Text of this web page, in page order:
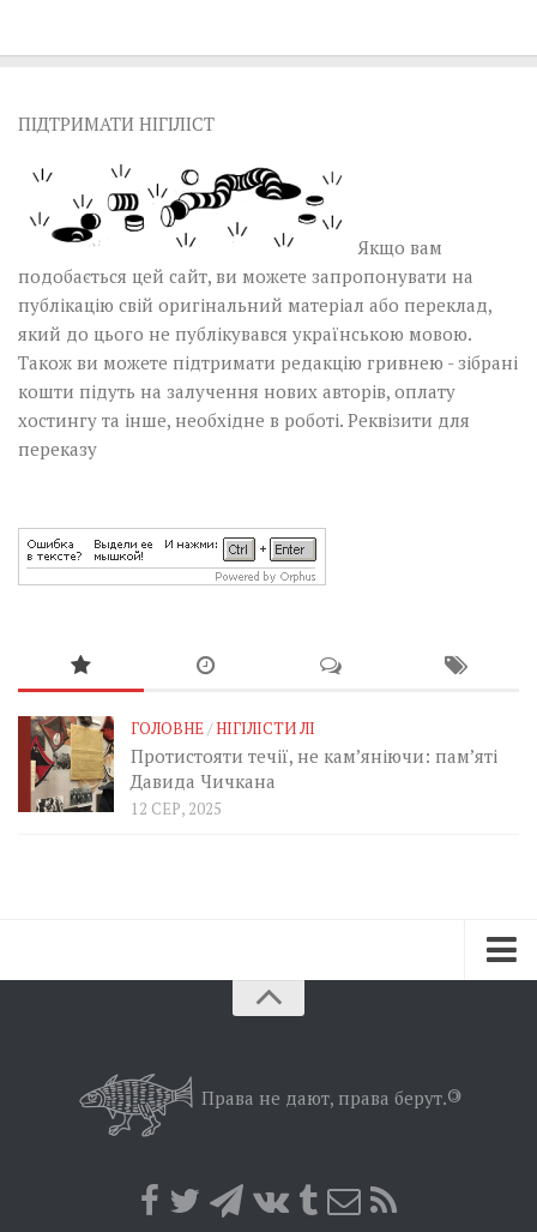
ПІДТРИМАТИ НІГІЛІСТ
Якщо вам
подобається цей сайт, ви можете запропонувати на
публікацію свій оригінальний матеріал або переклад,
який до цього не публікувався українською мовою.
Також ви можете підтримати редакцію гривнею - зібрані
кошти підуть на залучення нових авторів, оплату
хостингу та інше, необхідне в роботі. Реквізити для
переказу
ГОЛОВНЕ/НІГІЛІСТИ ЛІ
Протистояти течії, не кам’яніючи: пам’яті
Давида Чичкана
12 СЕР, 2025
Позиція
Права не дают, права берут.©